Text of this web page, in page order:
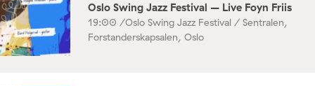
Oslo Swing Jazz Festival – Live Foyn Friis
19:00 /Oslo Swing Jazz Festival / Sentralen,
Forstanderskapsalen, Oslo